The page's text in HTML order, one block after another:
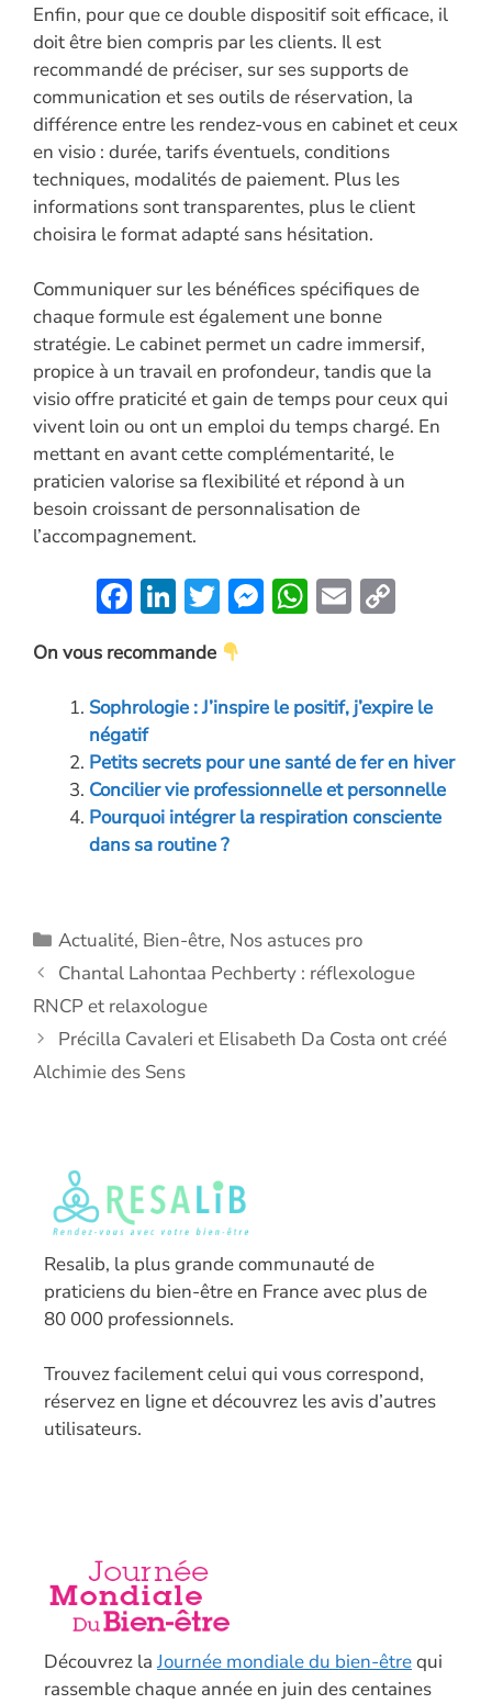
Enfin, pour que ce double dispositif soit efficace, il
doit être bien compris par les clients. Il est
recommandé de préciser, sur ses supports de
communication et ses outils de réservation, la
différence entre les rendez-vous en cabinet et ceux
en visio : durée, tarifs éventuels, conditions
techniques, modalités de paiement. Plus les
informations sont transparentes, plus le client
choisira le format adapté sans hésitation.
Communiquer sur les bénéfices spécifiques de
chaque formule est également une bonne
stratégie. Le cabinet permet un cadre immersif,
propice à un travail en profondeur, tandis que la
visio offre praticité et gain de temps pour ceux qui
vivent loin ou ont un emploi du temps chargé. En
mettant en avant cette complémentarité, le
praticien valorise sa flexibilité et répond à un
besoin croissant de personnalisation de
l’accompagnement.
F
e
b
o
o
k
Li
k
e
n
T
w
itt
er
M
n
er
W
s
p
p
E
l y
n
k
On vous recommande
Sophrologie : J’inspire le positif, j’expire le
négatif
Petits secrets pour une santé de fer en hiver
Concilier vie professionnelle et personnelle
Pourquoi intégrer la respiration consciente
dans sa routine ?
Catégories
Actualité, Bien-être, Nos astuces pro
Chantal Lahontaa Pechberty : réflexologue
RNCP et relaxologue
Précilla Cavaleri et Elisabeth Da Costa ont créé
Alchimie des Sens
Resalib, la plus grande communauté de
praticiens du bien-être en France avec plus de
80 000 professionnels.
Trouvez facilement celui qui vous correspond,
réservez en ligne et découvrez les avis d’autres
utilisateurs.
Découvrez laJournée mondiale du bien-êtrequi
rassemble chaque année en juin des centaines